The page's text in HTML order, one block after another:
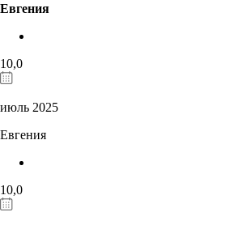
Евгения
10,0
июль 2025
Евгения
10,0